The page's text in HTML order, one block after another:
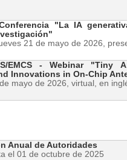
"La IA
21 de mayo de 2026,
EMCS - Webinar "Tiny
Innovations in On-Chip
mayo de 2026, virtual, en
Anual de Autoridades
el 01 de octubre de 2025